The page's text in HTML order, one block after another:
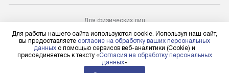
с менеджером. За данную услугу
взимается дополнительная плата.
Учитывайте габариты прибора, если
они не позволяют пронести его
через дверной проем,
креплений, при
и соединение
Техника
Для физических лиц
shop@l-rus.ru
Для юридических лиц
business@kvalitet.company
НАПИСАТЬ РУКОВОДСТВУ
Для работы нашего сайта используются cookie. Используя наш сайт,
вы предоставляете согласие на обработку ваших персональных
данных с помощью сервисов веб-аналитики (Cookie) и
присоединяетесь к тексту «Согласия на обработку персональных
данных»